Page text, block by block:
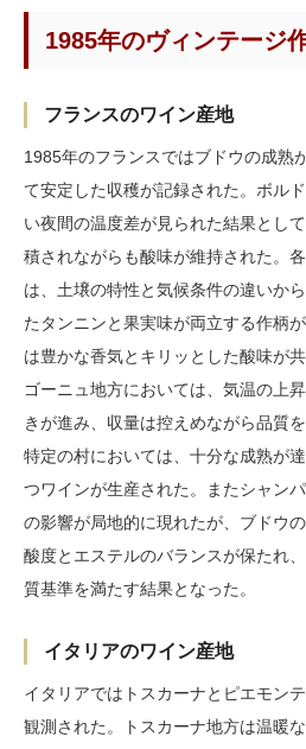
1985年のヴィンテージ
フランスのワイン産地
1985年のフランスではブドウの成熟
て安定した収穫が記録された。ボル
い夜間の温度差が見られた結果とし
積されながらも酸味が維持された。
は、土壌の特性と気候条件の違いか
たタンニンと果実味が両立する作柄
は豊かな香気とキリッとした酸味が
ゴーニュ地方においては、気温の上
きが進み、収量は控えめながら品質
特定の村においては、十分な成熟が
つワインが生産された。またシャン
の影響が局地的に現れたが、ブドウ
酸度とエステルのバランスが保たれ
質基準を満たす結果となった。
イタリアのワイン産地
イタリアではトスカーナとピエモン
観測された。トスカーナ地方は温暖